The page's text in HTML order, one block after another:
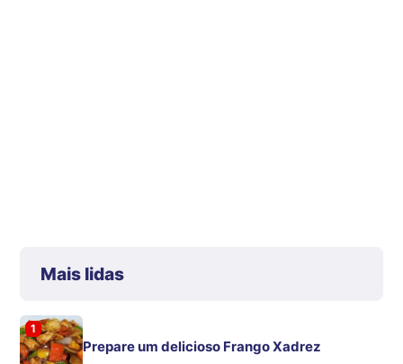
Mais lidas
1
Prepare um delicioso Frango Xadrez